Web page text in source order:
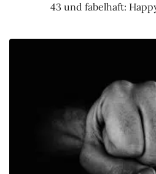
43 und fabelhaft: